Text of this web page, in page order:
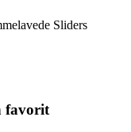
Sliders
favorit